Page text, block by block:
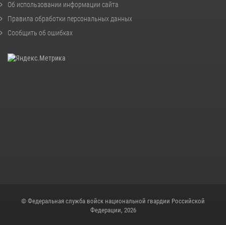
Об использовании информации сайта
Правила обработки персональных данных
Сообщить об ошибках
© Федеральная служба войск национальной гвардии Российской
Федерации, 2026